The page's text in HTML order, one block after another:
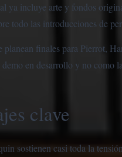
ya incluye arte y fondos
todo las introducciones de
planean finales para Pierrot,
en desarrollo y no como
clave
sostienen casi toda la